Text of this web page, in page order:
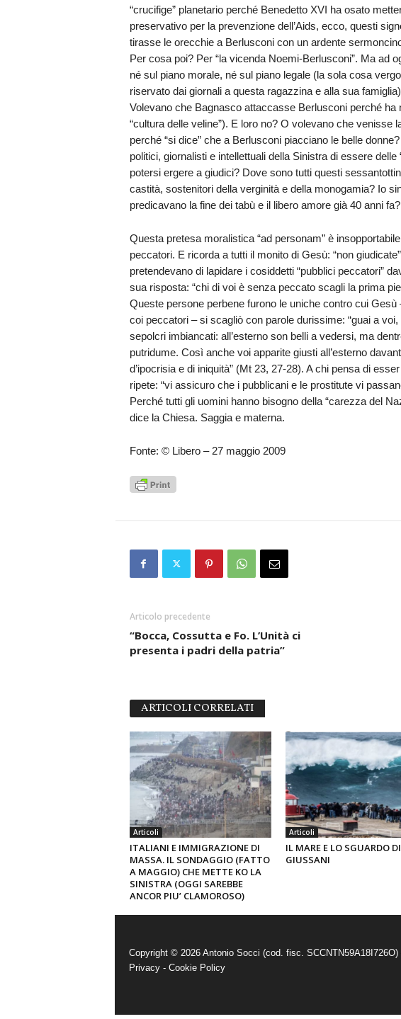
“crucifige” planetario perché Benedetto XVI ha osato
preservativo per la prevenzione dell’Aids, ecco, questi
tirasse le orecchie a Berlusconi con un ardente
Per cosa poi? Per “la vicenda Noemi-Berlusconi”. Ma ad
né sul piano morale, né sul piano legale (la sola cosa
riservato dai giornali a questa ragazzina e alla sua
Volevano che Bagnasco attaccasse Berlusconi perché
“cultura delle veline”). E loro no? O volevano che venisse
perché “si dice” che a Berlusconi piacciano le belle
politici, giornalisti e intellettuali della Sinistra di essere
potersi ergere a giudici? Dove sono tutti questi
castità, sostenitori della verginità e della monogamia? Io
predicavano la fine dei tabù e il libero amore già 40 anni fa?
Questa pretesa moralistica “ad personam” è
peccatori. E ricorda a tutti il monito di Gesù: “non
pretendevano di lapidare i cosiddetti “pubblici peccatori”
sua risposta: “chi di voi è senza peccato scagli la prima
Queste persone perbene furono le uniche contro cui
coi peccatori – si scagliò con parole durissime: “guai a
sepolcri imbiancati: all’esterno son belli a vedersi, ma
putridume. Così anche voi apparite giusti all’esterno
d’ipocrisia e di iniquità” (Mt 23, 27-28). A chi pensa di
ripete: “vi assicuro che i pubblicani e le prostitute vi
Perché tutti gli uomini hanno bisogno della “carezza del
dice la Chiesa. Saggia e materna.
Fonte: © Libero – 27 maggio 2009
Articolo precedente
“Bocca, Cossutta e Fo. L’Unità ci
presenta i padri della patria”
ARTICOLI CORRELATI
Articoli
ITALIANI E IMMIGRAZIONE DI
MASSA. IL SONDAGGIO (FATTO
A MAGGIO) CHE METTE KO LA
SINISTRA (OGGI SAREBBE
ANCOR PIU’ CLAMOROSO)
Articoli
IL MARE E LO SGUARDO DI
GIUSSANI
Copyright © 2026 Antonio Socci (cod. fisc. SCCNTN59A18I726O)
Privacy- Cookie Policy